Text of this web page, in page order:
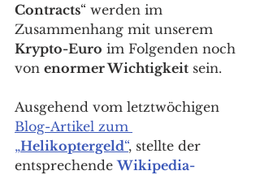
Contracts“ werden im
Zusammenhang mit unserem
Krypto-Euro im Folgenden noch
von enormer Wichtigkeit sein.
Ausgehend vom letztwöchigen
Blog-Artikel zum
„Helikoptergeld“, stellte der
entsprechende Wikipedia-